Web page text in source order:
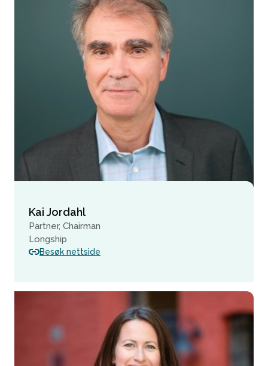
Kai Jordahl
Partner, Chairman
Longship
Besøk nettside